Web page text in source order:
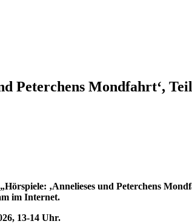
Peterchens Mondfahrt‘,
‚Annelieses und Peterchens
im Internet.
13-14 Uhr.